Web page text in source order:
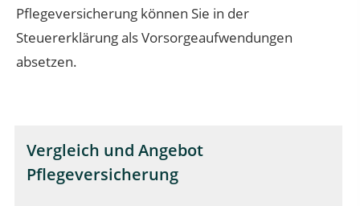
Pflegeversicherung können Sie in der
Steuererklärung als Vorsorgeaufwendungen
absetzen.
Vergleich und Angebot
Pflegeversicherung